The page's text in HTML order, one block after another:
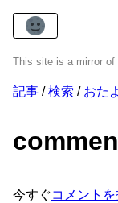
This site is a mirror of
記事 検索 おた
commen
今すぐコメント